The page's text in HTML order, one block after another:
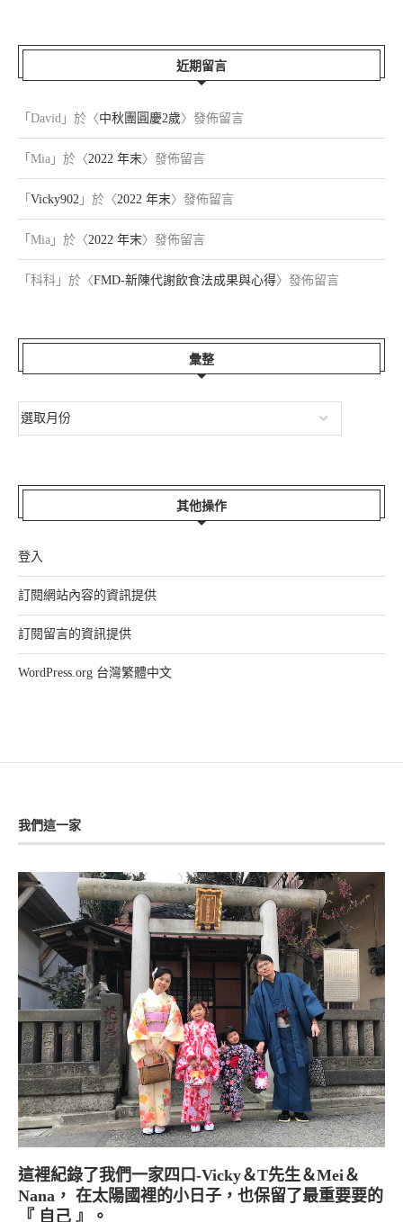
近期留言
「 David 」於〈中秋團圓慶2歲〉發佈留言
「 Mia 」於〈2022 年末〉發佈留言
「 Vicky902 」於〈2022 年末〉發佈留言
「 Mia 」於〈2022 年末〉發佈留言
「 科科 」於〈FMD-新陳代謝飲食法成果與心得〉發佈留言
彙整
其他操作
登入
訂閱網站內容的資訊提供
訂閱留言的資訊提供
WordPress.org 台灣繁體中文
我們這一家
這裡紀錄了我們一家四口-Vicky＆T先生＆Mei＆
Nana， 在太陽國裡的小日子，也保留了最重要要的
『 自己 』。